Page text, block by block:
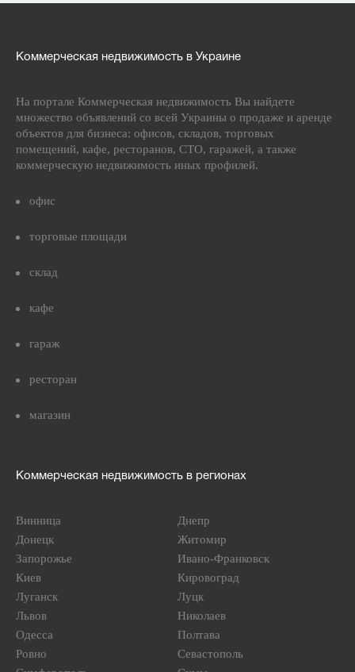
Коммерческая недвижимость в Украине
На портале Коммерческая недвижимость Вы найдете
множество объявлений со всей Украины о продаже и аренде
объектов для бизнеса: офисов, складов, торговых
помещений, кафе, ресторанов, СТО, гаражей, а также
коммерческую недвижимость иных профилей.
офис
торговые площади
склад
кафе
гараж
ресторан
магазин
Коммерческая недвижимость в регионах
Винница
Днепр
Донецк
Житомир
Запорожье
Ивано-Франковск
Киев
Кировоград
Луганск
Луцк
Львов
Николаев
Одесса
Полтава
Ровно
Севастополь